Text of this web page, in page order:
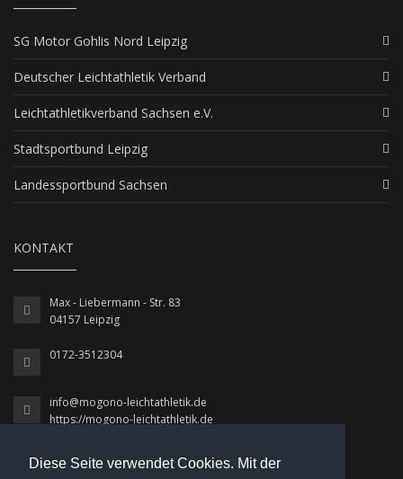
Diese Seite verwendet Cookies. Mit der
SG Motor Gohlis Nord Leipzig
Deutscher Leichtathletik Verband
Leichtathletikverband Sachsen e.V.
Stadtsportbund Leipzig
Landessportbund Sachsen
KONTAKT
Max - Liebermann - Str. 83
04157 Leipzig
0172-3512304
info@mogono-leichtathletik.de
https://mogono-leichtathletik.de